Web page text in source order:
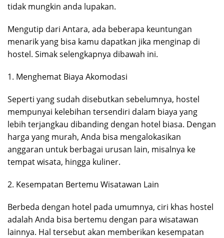
tidak mungkin anda lupakan.
Mengutip dari Antara, ada beberapa keuntungan
menarik yang bisa kamu dapatkan jika menginap di
hostel. Simak selengkapnya dibawah ini.
1. Menghemat Biaya Akomodasi
Seperti yang sudah disebutkan sebelumnya, hostel
mempunyai kelebihan tersendiri dalam biaya yang
lebih terjangkau dibanding dengan hotel biasa. Dengan
harga yang murah, Anda bisa mengalokasikan
anggaran untuk berbagai urusan lain, misalnya ke
tempat wisata, hingga kuliner.
2. Kesempatan Bertemu Wisatawan Lain
Berbeda dengan hotel pada umumnya, ciri khas hostel
adalah Anda bisa bertemu dengan para wisatawan
lainnya. Hal tersebut akan memberikan kesempatan